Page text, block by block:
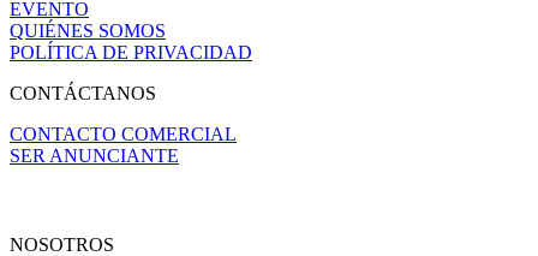
EVENTO
QUIÉNES SOMOS
POLÍTICA DE PRIVACIDAD
CONTÁCTANOS
CONTACTO COMERCIAL
SER ANUNCIANTE
NOSOTROS